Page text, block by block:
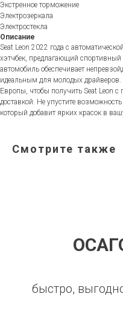
Экстренное торможение
Электрозеркала
Электростекла
Описание
Seat Leon 2022 года с
хэтчбек, предлагающий спортивный
автомобиль обеспечивает
идеальным для молодых драйверов.
Европы, чтобы получить Seat Leon
доставкой. Не упустите
который добавит ярких красок в
Смотрите также
быстро,